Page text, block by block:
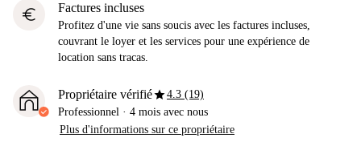
euro Factures incluses
Profitez d'une vie sans soucis avec les factures incluses,
couvrant le loyer et les services pour une expérience de
location sans tracas.
Propriétaire vérifiéstar4.3 (19)
Professionnel · 4 mois avec nous
Plus d'informations sur ce propriétaire